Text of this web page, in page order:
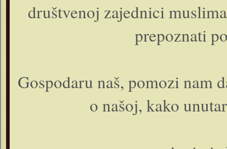
društvenoj zajednici
prepoznati
Gospodaru naš, pomozi nam
o našoj, kako